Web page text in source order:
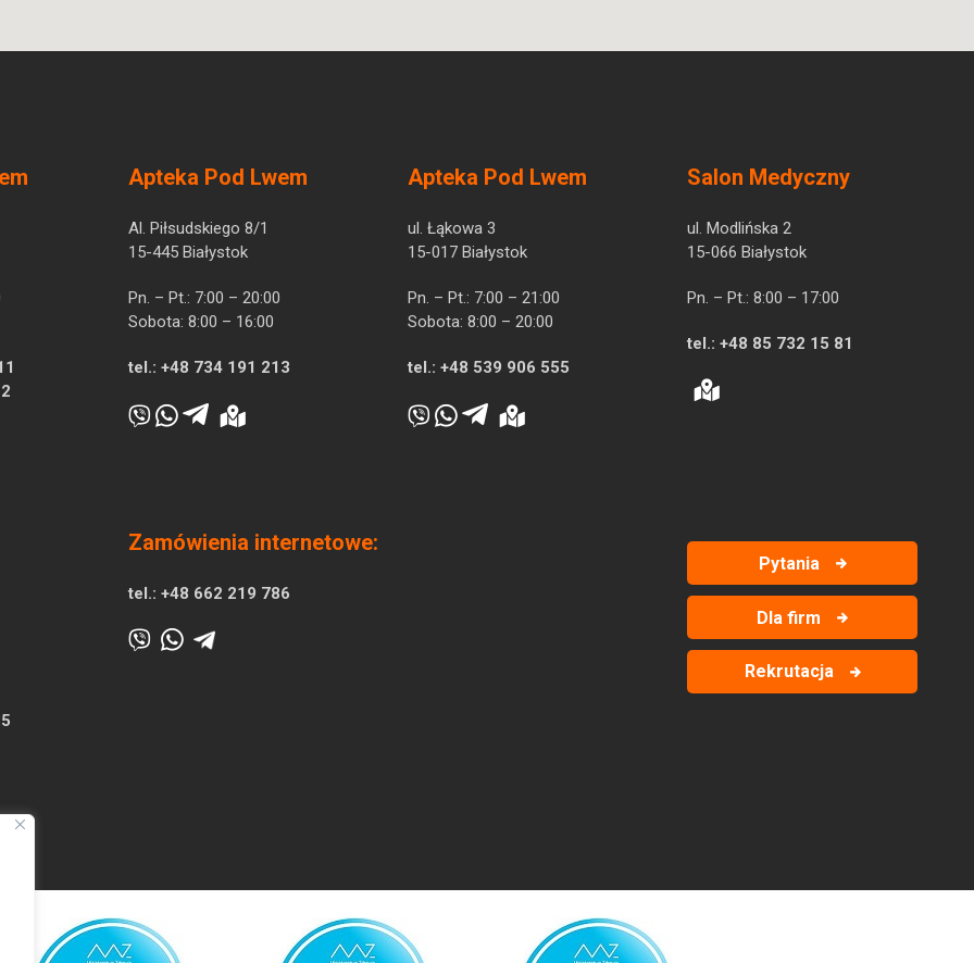
Apteka Pod Lwem
Al. Piłsudskiego 8/1
15-445 Białystok
Pn. – Pt.: 7:00 – 20:00
Sobota: 8:00 – 16:00
tel.: +48 734 191 213
Apteka Pod Lwem
ul. Łąkowa 3
15-017 Białystok
Pn. – Pt.: 7:00 – 21:00
Sobota: 8:00 – 20:00
tel.: +48 539 906 555
Salon Medyczny
ul. Modlińska 2
15-066 Białystok
Pn. – Pt.: 8:00 – 17:00
tel.: +48 85 732 15 81
Zamówienia internetowe:
tel.: +48 662 219 786
Pytania
Dla firm
Rekrutacja